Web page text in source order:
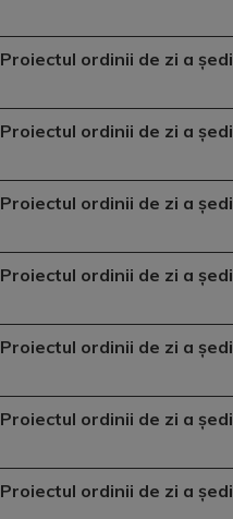
Proiectul ordinii de zi a
Proiectul ordinii de zi a
Proiectul ordinii de zi a
Proiectul ordinii de zi a
Proiectul ordinii de zi a
Proiectul ordinii de zi a
Proiectul ordinii de zi a